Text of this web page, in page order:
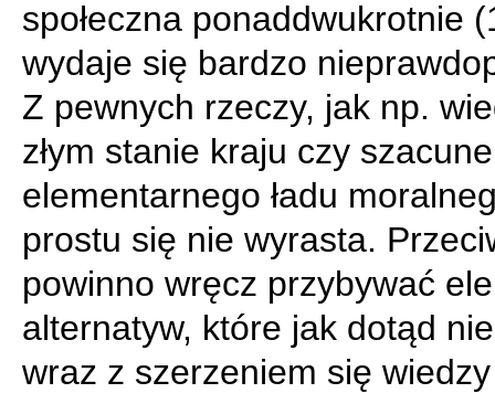
społeczna ponaddwukrotnie
wydaje się bardzo
Z pewnych rzeczy, jak np.
złym stanie kraju czy
elementarnego ładu
prostu się nie wyrasta.
powinno wręcz przybywać
alternatyw, które jak dotąd nie
wraz z szerzeniem się wiedzy